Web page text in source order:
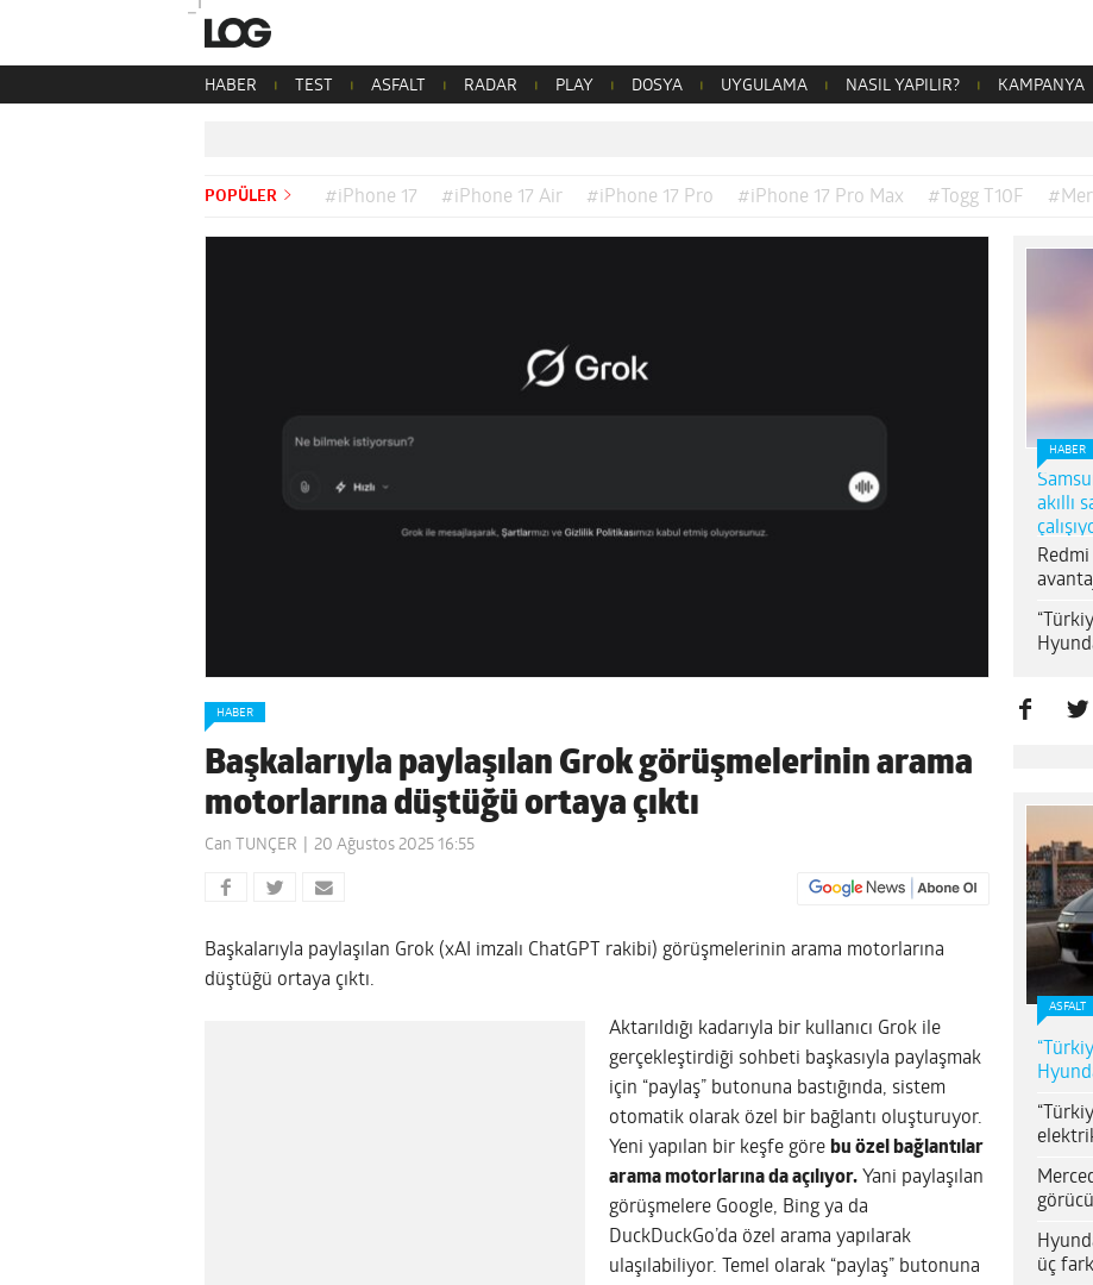
HABER TEST ASFALT RADAR PLAY DOSYA UYGULAMA NASIL YAPILIR? KAMPANYA
POPÜLER #iPhone 17 #iPhone 17 Air #iPhone 17 Pro #iPhone 17 Pro Max #Togg T10F
HABER
Başkalarıyla paylaşılan Grok görüşmelerinin arama
motorlarına düştüğü ortaya çıktı
Can TUNÇER 20 Ağustos 2025 16:55
Başkalarıyla paylaşılan Grok (xAI imzalı ChatGPT rakibi) görüşmelerinin arama motorlarına
düştüğü ortaya çıktı.
Aktarıldığı kadarıyla bir kullanıcı Grok ile
gerçekleştirdiği sohbeti başkasıyla paylaşmak
için “paylaş” butonuna bastığında, sistem
otomatik olarak özel bir bağlantı oluşturuyor.
Yeni yapılan bir keşfe göre bu özel bağlantılar
arama motorlarına da açılıyor. Yani paylaşılan
görüşmelere Google, Bing ya da
DuckDuckGo’da özel arama yapılarak
ulaşılabiliyor. Temel olarak “paylaş” butonuna
HABER
akıllı
ASFALT
üç